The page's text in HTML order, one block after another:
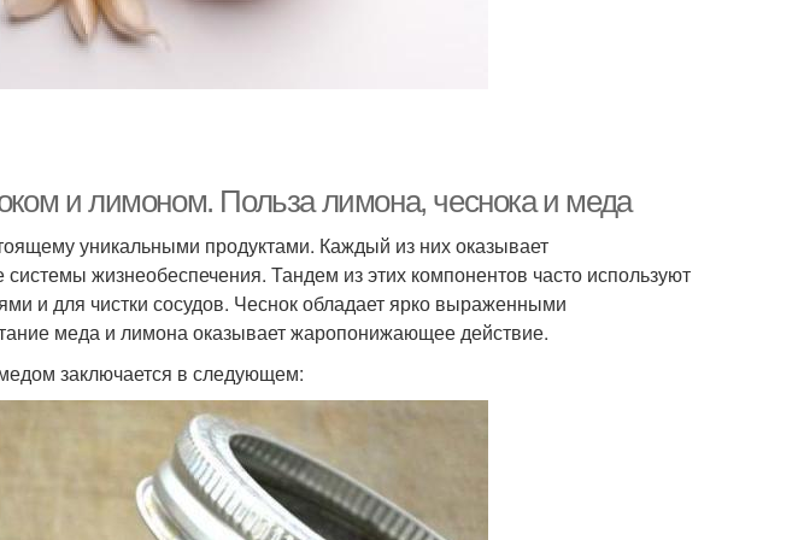
и лимоном. Польза лимона, чеснока и меда
уникальными продуктами. Каждый из них оказывает
жизнеобеспечения. Тандем из этих компонентов часто используют
и для чистки сосудов. Чеснок обладает ярко выраженными
меда и лимона оказывает жаропонижающее действие.
заключается в следующем: